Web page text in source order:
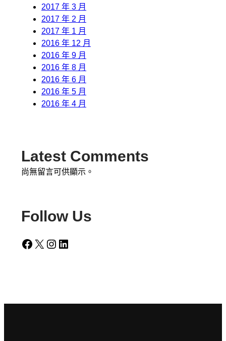
2017 年 3 月
2017 年 2 月
2017 年 1 月
2016 年 12 月
2016 年 9 月
2016 年 8 月
2016 年 6 月
2016 年 5 月
2016 年 4 月
Latest Comments
尚無留言可供顯示。
Follow Us
Facebook X Instagram LinkedIn